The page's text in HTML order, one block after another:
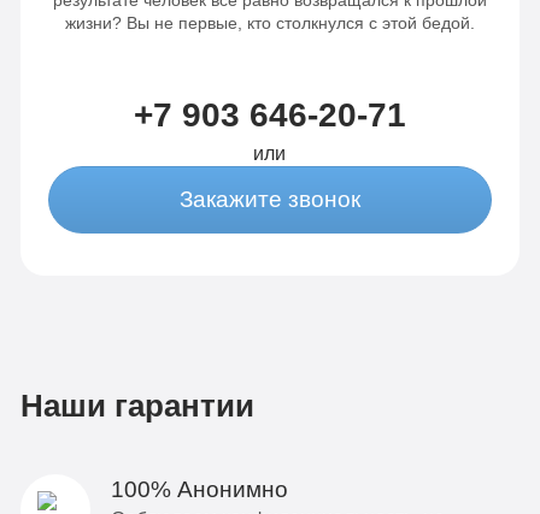
жизни? Вы не первые, кто столкнулся с этой бедой.
+7 903 646-20-71
или
Закажите звонок
Наши гарантии
100% Анонимно